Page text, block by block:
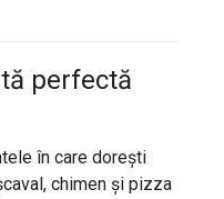
perfectă
în care dorești
chimen și pizza